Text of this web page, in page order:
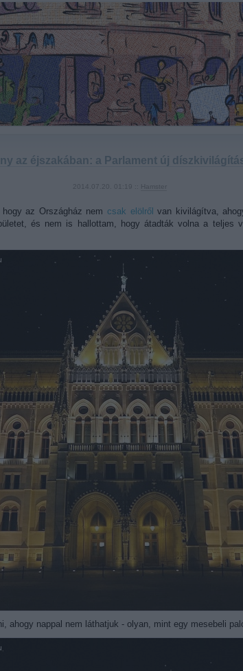
az éjszakában: a Parlament új
2014.07.20. 01:19 :: Hamster
az Országház nem csak elölről van kivilágítva,
és nem is hallottam, hogy átadták volna a teljes
ahogy nappal nem láthatjuk - olyan, mint egy mesebeli